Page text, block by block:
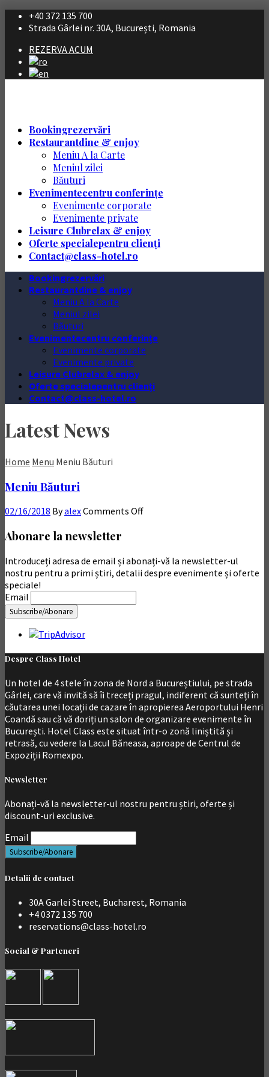
+40 372 135 700
Strada Gârlei nr. 30A, București, Romania
REZERVA ACUM
Bookingrezervări
Restaurantdine & enjoy
Meniu A la Carte
Meniul zilei
Băuturi
Evenimentecentru conferințe
Evenimente corporate
Evenimente private
Leisure Clubrelax & enjoy
Oferte specialepentru clienți
Contact@class-hotel.ro
Bookingrezervări
Restaurantdine & enjoy
Meniu A la Carte
Meniul zilei
Băuturi
Evenimentecentru conferințe
Evenimente corporate
Evenimente private
Leisure Clubrelax & enjoy
Oferte specialepentru clienți
Contact@class-hotel.ro
Latest News
Home Menu Meniu Băuturi
Meniu Băuturi
02/16/2018 ByalexComments Off
Abonare la newsletter
Introduceți adresa de email și abonați-vă la newsletter-ul
nostru pentru a primi știri, detalii despre evenimente și oferte
speciale!
Email
Despre Class Hotel
Un hotel de 4 stele în zona de Nord a Bucureștiului, pe strada
Gârlei, care vă invită să îi treceți pragul, indiferent că sunteți în
căutarea unei locații de cazare în apropierea Aeroportului Henri
Coandă sau că vă doriți un salon de organizare evenimente în
București. Hotel Class este situat într-o zonă liniștită și
retrasă, cu vedere la Lacul Băneasa, aproape de Centrul de
Expoziții Romexpo.
Newsletter
Abonați-vă la newsletter-ul nostru pentru știri, oferte și
discount-uri exclusive.
Email
Detalii de contact
30A Garlei Street, Bucharest, Romania
+4 0372 135 700
reservations@class-hotel.ro
Social & Parteneri